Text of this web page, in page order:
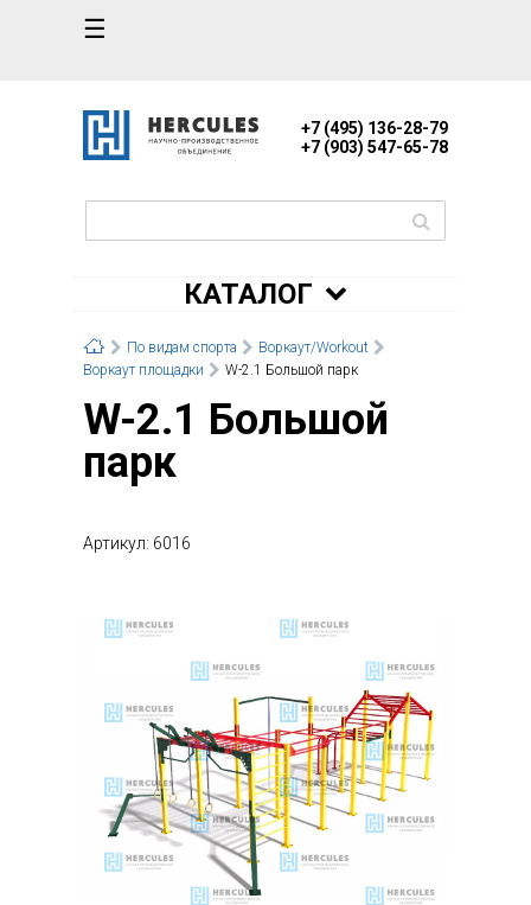
☰
+7 (495) 136-28-79
+7 (903) 547-65-78
КАТАЛОГ
По видам спорта
Воркаут/Workout
Воркаут площадки
W-2.1 Большой парк
W-2.1 Большой
парк
Артикул: 6016